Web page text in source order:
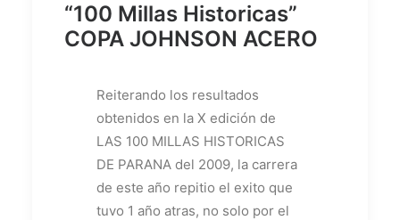
“100 Millas Historicas”
COPA JOHNSON ACERO
Reiterando los resultados
obtenidos en la X edición de
LAS 100 MILLAS HISTORICAS
DE PARANA del 2009, la carrera
de este año repitio el exito que
tuvo 1 año atras, no solo por el